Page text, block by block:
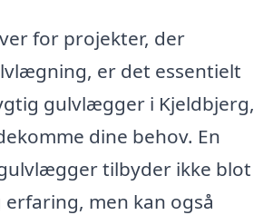
for projekter, der
er det essentielt
gulvlægger i Kjeldbjerg,
dine behov. En
tilbyder ikke blot
men kan også